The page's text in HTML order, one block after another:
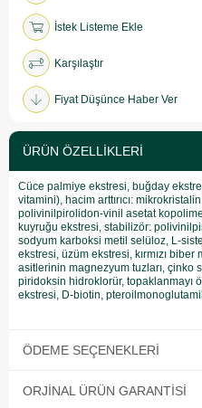
İstek Listeme Ekle
Karşılaştır
Fiyat Düşünce Haber Ver
ÜRÜN ÖZELLIKLERI
Cüce palmiye ekstresi, buğday
vitamini), hacim arttırıcı:
polivinilpirolidon-vinil asetat
kuyruğu ekstresi, stabilizör:
sodyum karboksi metil selüloz, L-
ekstresi, üzüm ekstresi, kırmızı
asitlerinin magnezyum tuzları, çinko
piridoksin hidroklorür, topaklanmayı
ekstresi, D-biotin,
ÖDEME SEÇENEKLERI
ORJINAL ÜRÜN GARANTISI